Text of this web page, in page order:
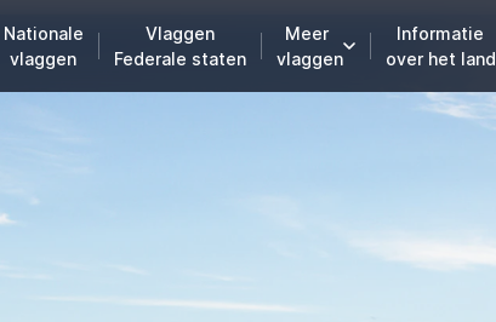
Nationale
vlaggen
Vlaggen
Federale staten
Meer
vlaggen
Informatie
over het land